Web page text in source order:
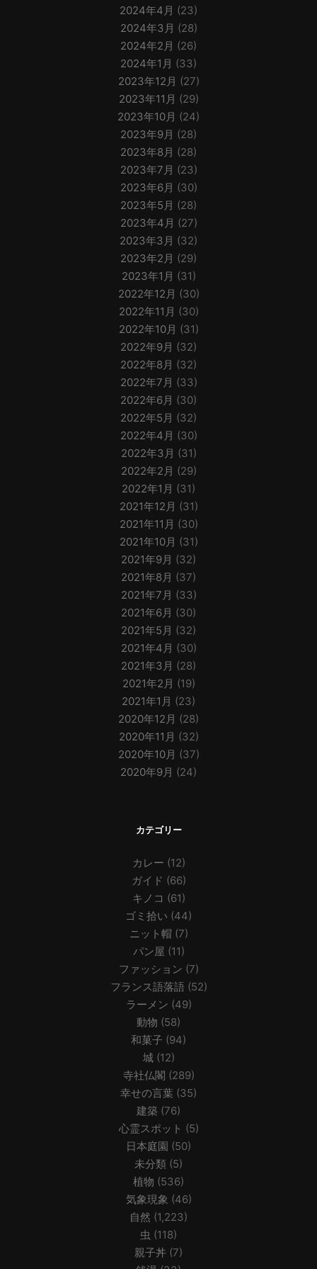
2024年4月 (23)
2024年3月 (28)
2024年2月 (26)
2024年1月 (33)
2023年12月 (27)
2023年11月 (29)
2023年10月 (24)
2023年9月 (28)
2023年8月 (28)
2023年7月 (23)
2023年6月 (30)
2023年5月 (28)
2023年4月 (27)
2023年3月 (32)
2023年2月 (29)
2023年1月 (31)
2022年12月 (30)
2022年11月 (30)
2022年10月 (31)
2022年9月 (32)
2022年8月 (32)
2022年7月 (33)
2022年6月 (30)
2022年5月 (32)
2022年4月 (30)
2022年3月 (31)
2022年2月 (29)
2022年1月 (31)
2021年12月 (31)
2021年11月 (30)
2021年10月 (31)
2021年9月 (32)
2021年8月 (37)
2021年7月 (33)
2021年6月 (30)
2021年5月 (32)
2021年4月 (30)
2021年3月 (28)
2021年2月 (19)
2021年1月 (23)
2020年12月 (28)
2020年11月 (32)
2020年10月 (37)
2020年9月 (24)
カテゴリー
カレー (12)
ガイド (66)
キノコ (61)
ゴミ拾い (44)
ニット帽 (7)
パン屋 (11)
ファッション (7)
フランス語落語 (52)
ラーメン (49)
動物 (58)
和菓子 (94)
城 (12)
寺社仏閣 (289)
幸せの言葉 (35)
建築 (76)
心霊スポット (5)
日本庭園 (50)
未分類 (5)
植物 (536)
気象現象 (46)
自然 (1,223)
虫 (118)
親子丼 (7)